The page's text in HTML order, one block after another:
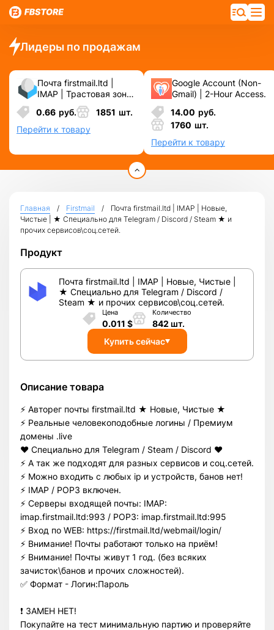
Лидеры по продажам
Почта firstmail.ltd |
IMAP | Трастовая зона
.COM ❗️ Новые, Чистые
❗️ С реальными
логинами | ☑️
Специально для ФБ/
0.66 руб. 1851 шт.
Перейти к товару
Google Account (Non-
Gmail) | 2-Hour Access.
14.00 руб.
1760 шт.
Перейти к товару
Главная Firstmail
Почта firstmail.ltd | IMAP | Новые,
Чистые | ★ Специально для Telegram / Discord / Steam ★ и
прочих сервисов\соц.сетей.
Продукт
Почта firstmail.ltd | IMAP | Новые, Чистые |
★ Специально для Telegram / Discord /
Steam ★ и прочих сервисов\соц.сетей.
Цена
0.011 $
Количество
842 шт.
Купить сейчас
Описание товара
⚡️ Авторег почты firstmail.ltd ★ Новые, Чистые ★
⚡️ Реальные человекоподобные логины / Премиум
домены .live
❤️ Специально для Telegram / Steam / Discord ❤️
⚡️ А так же подходят для разных сервисов и соц.сетей.
⚡️ Можно входить с любых ip и устройств, банов нет!
⚡️ IMAP / POP3 включен.
⚡️ Серверы входящей почты: IMAP:
imap.firstmail.ltd:993 / POP3: imap.firstmail.ltd:995
⚡️ Вход по WEB: https://firstmail.ltd/webmail/login/
⚡️ Внимание! Почты работают только на приём!
⚡️ Внимание! Почты живут 1 год. (без всяких
зачисток\банов и прочих сложностей).
✅ Формат - Логин:Пароль
❗️ ЗАМЕН НЕТ!
Покупайте на тест минимальную партию и проверяйте